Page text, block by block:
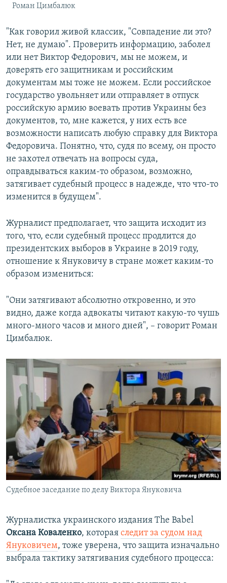
Роман Цимбалюк
"Как говорил живой классик, "Совпадение ли это?
Нет, не думаю". Проверить информацию, заболел
или нет Виктор Федорович, мы не можем, и
доверять его защитникам и российским
документам мы тоже не можем. Если российское
государство увольняет или отправляет в отпуск
российскую армию воевать против Украины без
документов, то, мне кажется, у них есть все
возможности написать любую справку для Виктора
Федоровича. Понятно, что, судя по всему, он просто
не захотел отвечать на вопросы суда,
оправдываться каким-то образом, возможно,
затягивает судебный процесс в надежде, что что-то
изменится в будущем".
Журналист предполагает, что защита исходит из
того, что, если судебный процесс продлится до
президентских выборов в Украине в 2019 году,
отношение к Януковичу в стране может каким-то
образом измениться:
"Они затягивают абсолютно откровенно, и это
видно, даже когда адвокаты читают какую-то чушь
много-много часов и много дней", – говорит Роман
Цимбалюк.
Судебное заседание по делу Виктора Януковича
Журналистка украинского издания Тhe Babel
Оксана Коваленко, которая следит за судом над
Януковичем, тоже уверена, что защита изначально
выбрала тактику затягивания судебного процесса: